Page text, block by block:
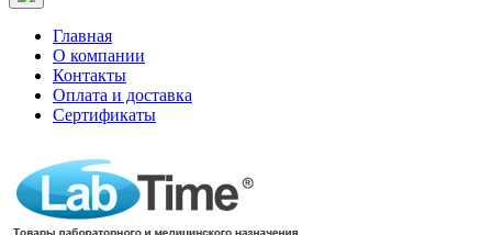
Главная
О компании
Контакты
Оплата и доставка
Сертификаты